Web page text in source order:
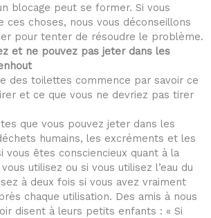
blocage peut se former. Si vous
ces choses, nous vous déconseillons
pour tenter de résoudre le problème.
et ne pouvez pas jeter dans les
des toilettes commence par savoir ce
et ce que vous ne devriez pas tirer
que vous pouvez jeter dans les
humains, les excréments et les
vous êtes consciencieux quant à la
utilisez ou si vous utilisez l’eau du
à deux fois si vous avez vraiment
chaque utilisation. Des amis à nous
disent à leurs petits enfants : « Si